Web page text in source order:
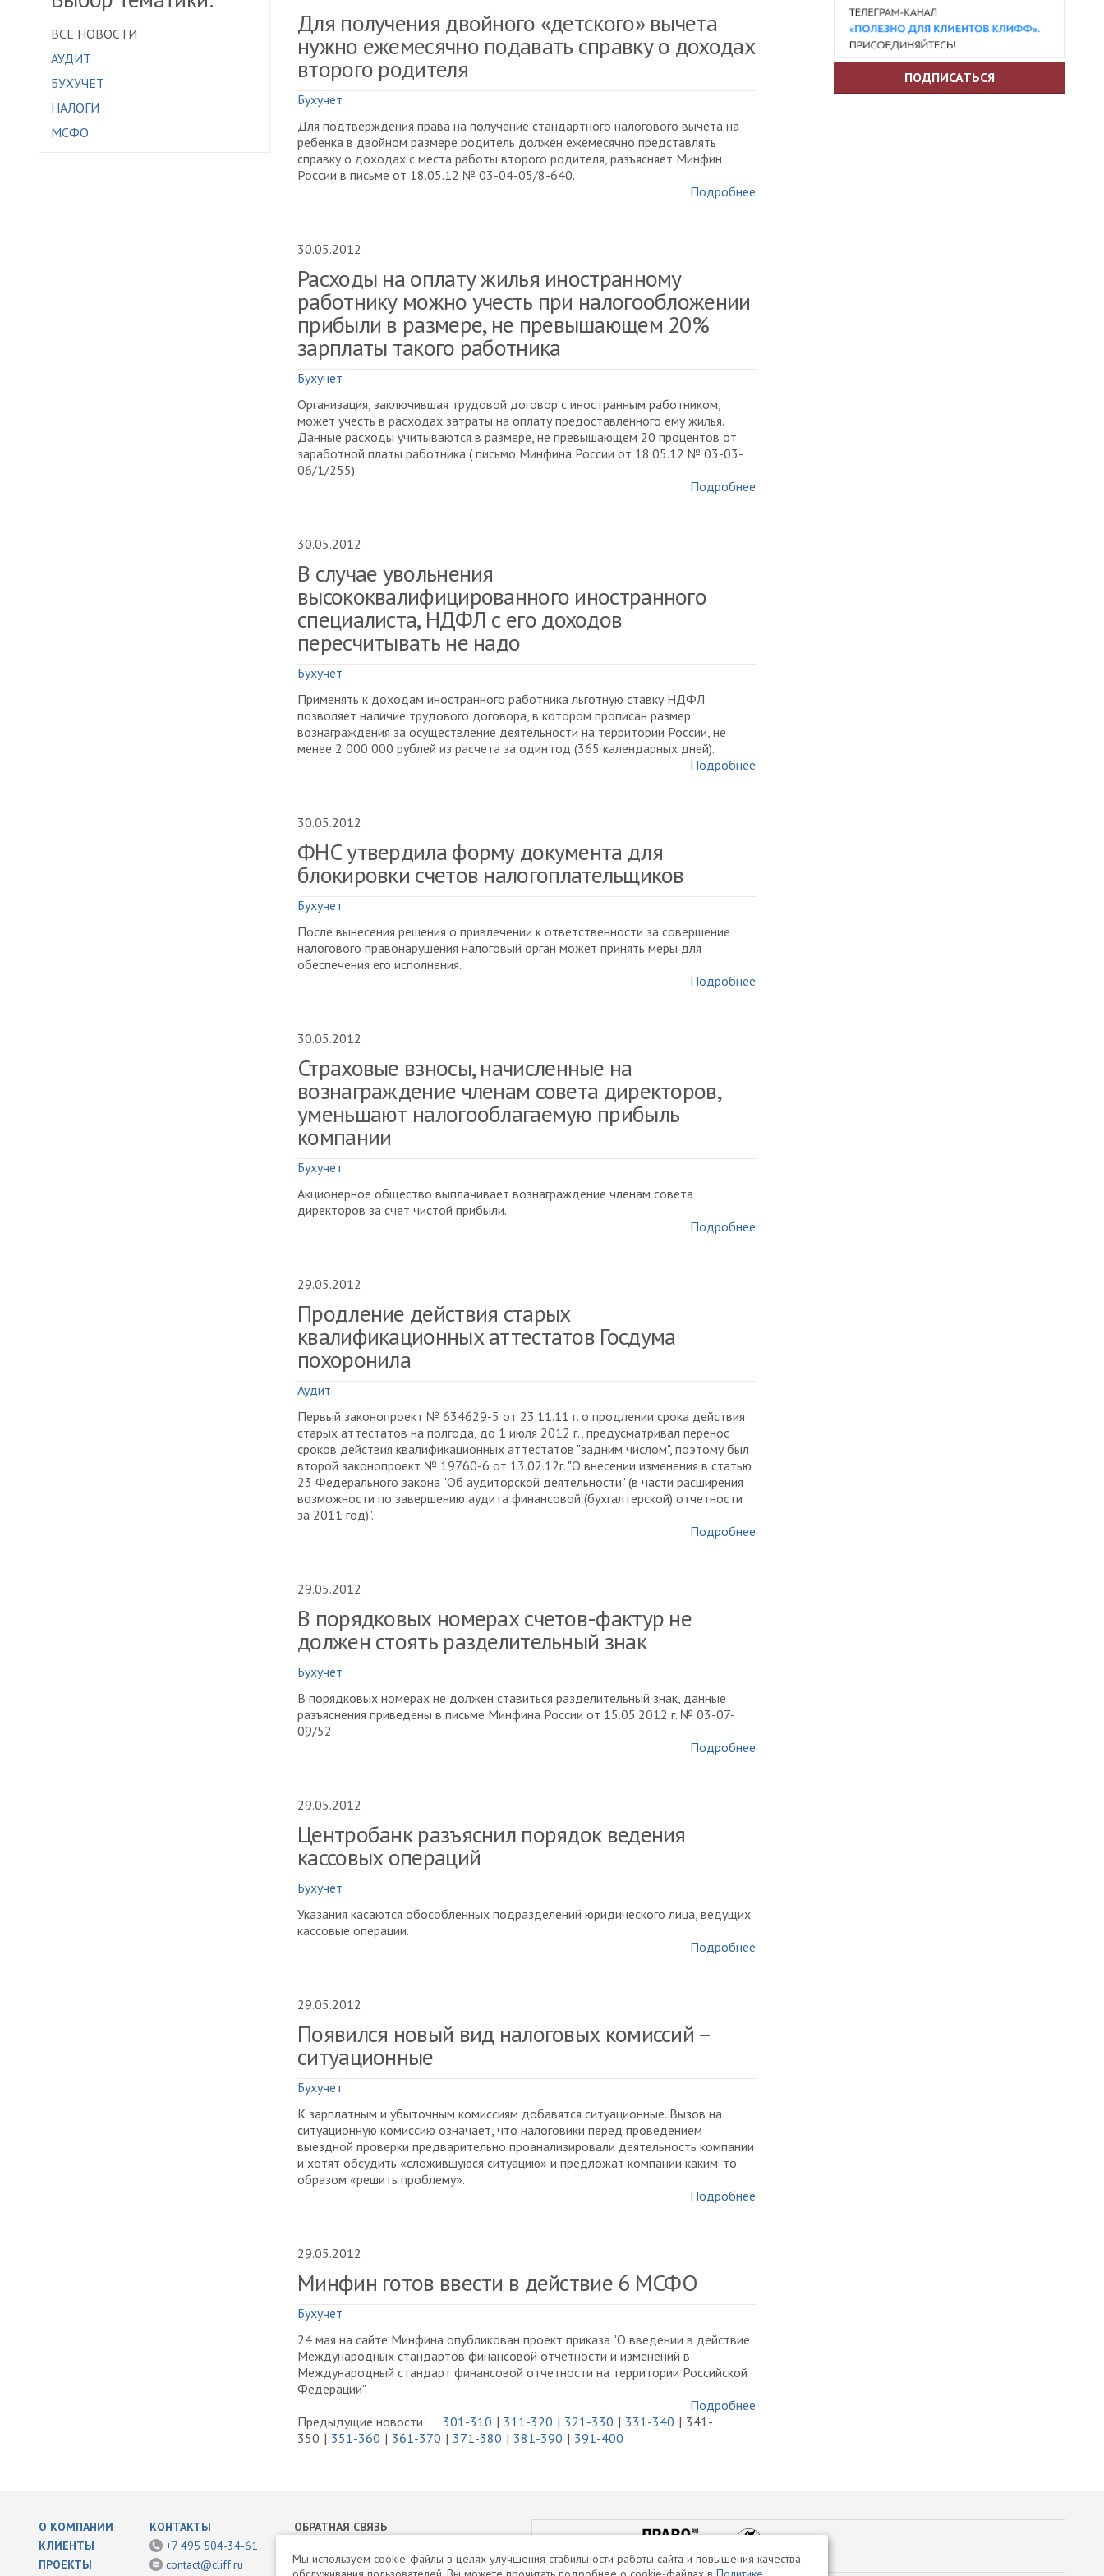
ВСЕ НОВОСТИ
АУДИТ
БУХУЧЕТ
НАЛОГИ
МСФО
Для получения двойного «детского» вычета
нужно ежемесячно подавать справку о доходах
второго родителя
Бухучет
Для подтверждения права на получение стандартного налогового вычета на
ребенка в двойном размере родитель должен ежемесячно представлять
справку о доходах с места работы второго родителя, разъясняет Минфин
России в письме от 18.05.12 № 03-04-05/8-640.
Подробнее
30.05.2012
Расходы на оплату жилья иностранному
работнику можно учесть при налогообложении
прибыли в размере, не превышающем 20%
зарплаты такого работника
Бухучет
Организация, заключившая трудовой договор с иностранным работником,
может учесть в расходах затраты на оплату предоставленного ему жилья.
Данные расходы учитываются в размере, не превышающем 20 процентов от
заработной платы работника ( письмо Минфина России от 18.05.12 № 03-03-
06/1/255).
Подробнее
30.05.2012
В случае увольнения
высококвалифицированного иностранного
специалиста, НДФЛ с его доходов
пересчитывать не надо
Бухучет
Применять к доходам иностранного работника льготную ставку НДФЛ
позволяет наличие трудового договора, в котором прописан размер
вознаграждения за осуществление деятельности на территории России, не
менее 2 000 000 рублей из расчета за один год (365 календарных дней).
Подробнее
30.05.2012
ФНС утвердила форму документа для
блокировки счетов налогоплательщиков
Бухучет
После вынесения решения о привлечении к ответственности за совершение
налогового правонарушения налоговый орган может принять меры для
обеспечения его исполнения.
Подробнее
30.05.2012
Страховые взносы, начисленные на
вознаграждение членам совета директоров,
уменьшают налогооблагаемую прибыль
компании
Бухучет
Акционерное общество выплачивает вознаграждение членам совета
директоров за счет чистой прибыли.
Подробнее
29.05.2012
Продление действия старых
квалификационных аттестатов Госдума
похоронила
Аудит
Первый законопроект № 634629-5 от 23.11.11 г. о продлении срока действия
старых аттестатов на полгода, до 1 июля 2012 г., предусматривал перенос
сроков действия квалификационных аттестатов "задним числом", поэтому был
второй законопроект № 19760-6 от 13.02.12г. "О внесении изменения в статью
23 Федерального закона "Об аудиторской деятельности" (в части расширения
возможности по завершению аудита финансовой (бухгалтерской) отчетности
за 2011 год)".
Подробнее
29.05.2012
В порядковых номерах счетов-фактур не
должен стоять разделительный знак
Бухучет
В порядковых номерах не должен ставиться разделительный знак, данные
разъяснения приведены в письме Минфина России от 15.05.2012 г. № 03-07-
09/52.
Подробнее
29.05.2012
Центробанк разъяснил порядок ведения
кассовых операций
Бухучет
Указания касаются обособленных подразделений юридического лица, ведущих
кассовые операции.
Подробнее
29.05.2012
Появился новый вид налоговых комиссий –
ситуационные
Бухучет
К зарплатным и убыточным комиссиям добавятся ситуационные. Вызов на
ситуационную комиссию означает, что налоговики перед проведением
выездной проверки предварительно проанализировали деятельность компании
и хотят обсудить «сложившуюся ситуацию» и предложат компании каким-то
образом «решить проблему».
Подробнее
29.05.2012
Минфин готов ввести в действие 6 МСФО
Бухучет
24 мая на сайте Минфина опубликован проект приказа "О введении в действие
Международных стандартов финансовой отчетности и изменений в
Международный стандарт финансовой отчетности на территории Российской
Федерации".
Подробнее
Предыдущие новости:
301-310 311-320 321-330 331-340
341-
350
351-360 361-370 371-380 381-390 391-400
ПОДПИСАТЬСЯ
О КОМПАНИИ
КЛИЕНТЫ
ПРОЕКТЫ
КОНТАКТЫ
+7 495 504-34-61
contact@cliff.ru
ОБРАТНАЯ СВЯЗЬ
Мы используем cookie-файлы в целях улучшения стабильности работы сайта и повышения качества